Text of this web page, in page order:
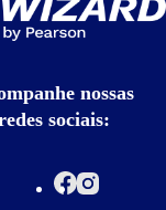
nossas
sociais: